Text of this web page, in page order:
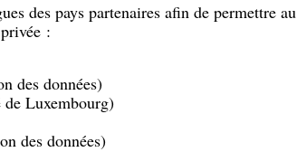
des pays partenaires afin de permettre au
:
des données)
Luxembourg)
des données)